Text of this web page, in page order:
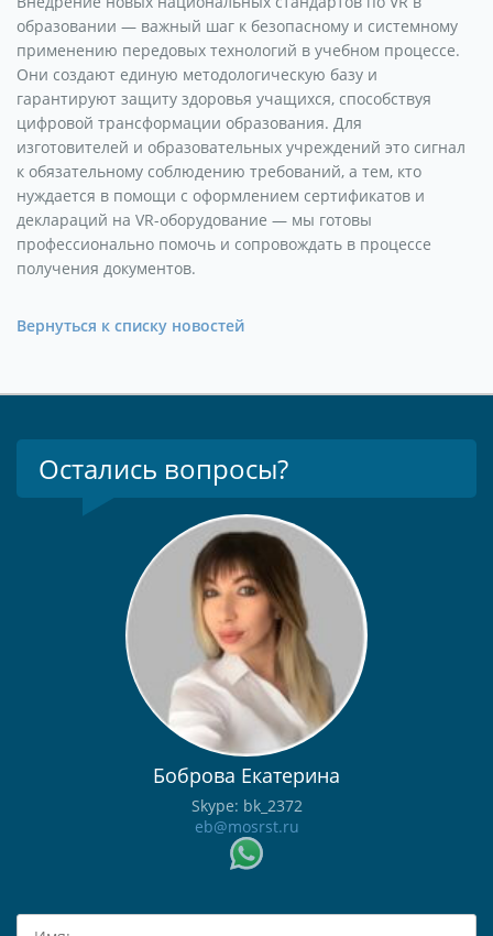
образовании — важный шаг к безопасному и системному
применению передовых технологий в учебном процессе.
Они создают единую методологическую базу и
гарантируют защиту здоровья учащихся, способствуя
цифровой трансформации образования. Для
изготовителей и образовательных учреждений это сигнал
к обязательному соблюдению требований, а тем, кто
нуждается в помощи с оформлением сертификатов и
деклараций на VR-оборудование — мы готовы
профессионально помочь и сопровождать в процессе
получения документов.
Вернуться к списку новостей
Остались вопросы?
Боброва Екатерина
Skype: bk_2372
eb@mosrst.ru